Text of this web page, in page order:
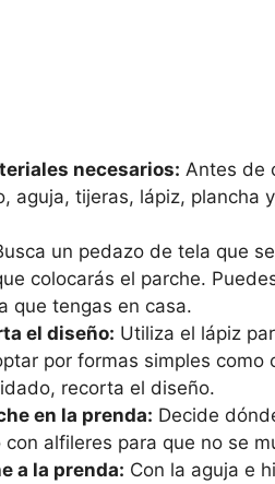
necesarios: ‌Antes de
aguja, tijeras, lápiz,‌ plancha
un⁢ pedazo ‌de tela que
colocarás el parche.
⁤que‍ tengas en casa.
el diseño: Utiliza el lápiz
por ⁤formas simples como
recorta el diseño.
en la prenda: ⁣Decide
alfileres para que⁣ no se
a la prenda: Con la aguja e